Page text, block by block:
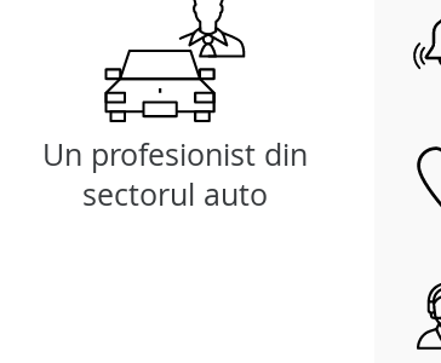
Un profesionist din
sectorul auto